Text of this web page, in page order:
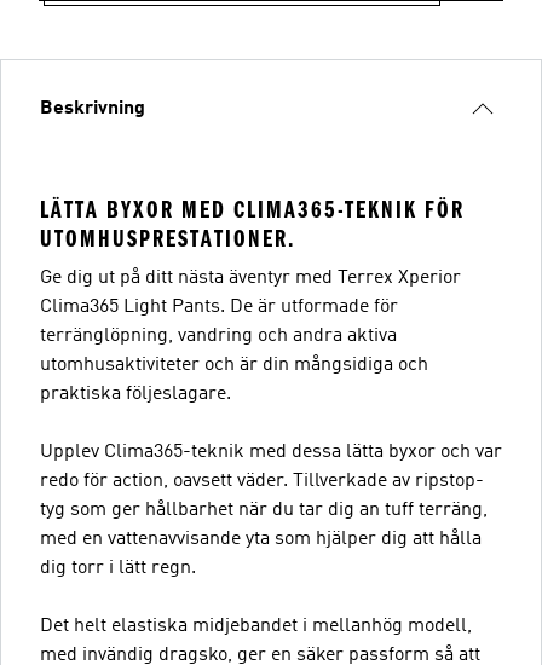
Beskrivning
LÄTTA BYXOR MED CLIMA365-TEKNIK FÖR
UTOMHUSPRESTATIONER.
Ge dig ut på ditt nästa äventyr med Terrex Xperior
Clima365 Light Pants. De är utformade för
terränglöpning, vandring och andra aktiva
utomhusaktiviteter och är din mångsidiga och
praktiska följeslagare.
Upplev Clima365-teknik med dessa lätta byxor och var
redo för action, oavsett väder. Tillverkade av ripstop-
tyg som ger hållbarhet när du tar dig an tuff terräng,
med en vattenavvisande yta som hjälper dig att hålla
dig torr i lätt regn.
Det helt elastiska midjebandet i mellanhög modell,
med invändig dragsko, ger en säker passform så att